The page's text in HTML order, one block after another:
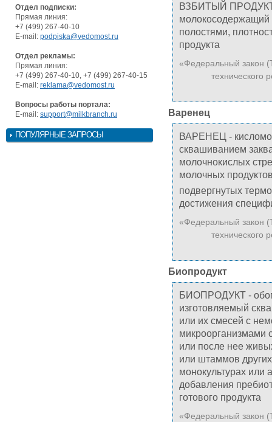
Отдел подписки:
Прямая линия:
+7 (499) 267-40-10
E-mail: podpiska@vedomost.ru
Отдел рекламы:
Прямая линия:
+7 (499) 267-40-10, +7 (499) 267-40-15
E-mail: reklama@vedomost.ru
Вопросы работы портала:
E-mail: support@milkbranch.ru
ПОПУЛЯРНЫЕ ЗАПРОСЫ
ВЗБИТЫЙ ПРОДУКТ
молокосодержащий
полостями,
продукта
«Федеральный закон
технического
Варенец
ВАРЕНЕЦ -
сквашиванием
молочнокислых
молочных
подвергнутых
достижения
«Федеральный закон
технического
Биопродукт
БИОПРОДУКТ -
изготовляемый
или их смесей с
микроорганизмами
или после нее
или штаммов
монокультурах или
добавления
готового продукта
«Федеральный закон